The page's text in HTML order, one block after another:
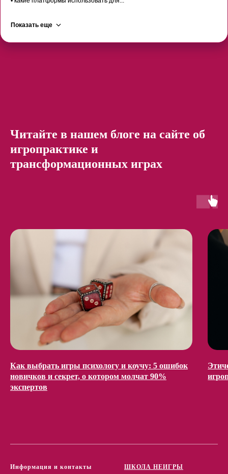
Показать еще
Читайте в нашем блоге на сайте об
игропрактике и
трансформационных играх
Как выбрать игры психологу и коучу: 5 ошибок
новичков и секрет, о котором молчат 90%
экспертов
Информация и контакты ШКОЛА НЕИГРЫ